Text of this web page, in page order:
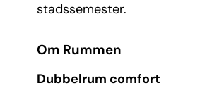
stadssemester.
Om Rummen
Dubbelrum comfort